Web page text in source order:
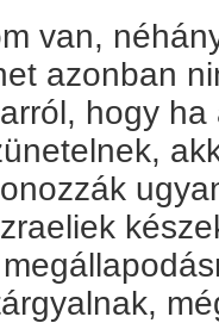
van,
azonban
hogy